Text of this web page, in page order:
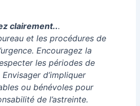
clairement...
et les procédures de
Encouragez la
les périodes de
d’impliquer
ou bénévoles pour
de l’astreinte.